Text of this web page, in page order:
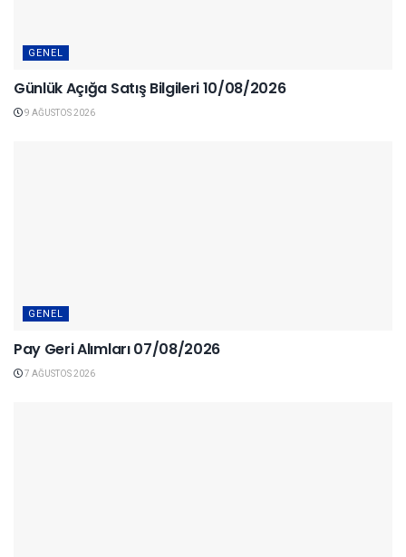
GENEL
Günlük Açığa Satış Bilgileri 10/08/2026
9 AĞUSTOS 2026
GENEL
Pay Geri Alımları 07/08/2026
7 AĞUSTOS 2026